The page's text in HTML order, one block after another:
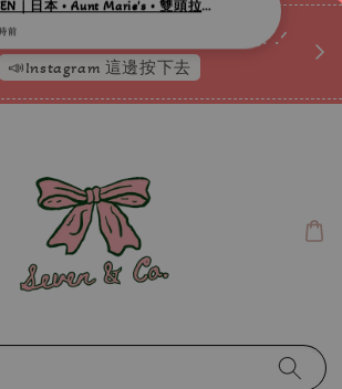
己的『水晶手鍊』嗎ꕀ♡ 私訊我們.ᐟ.ᐟ
📣Instagram 這邊按下去